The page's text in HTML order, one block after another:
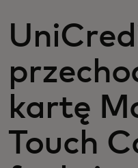
Dla
Aktualności i
kartę
Touch